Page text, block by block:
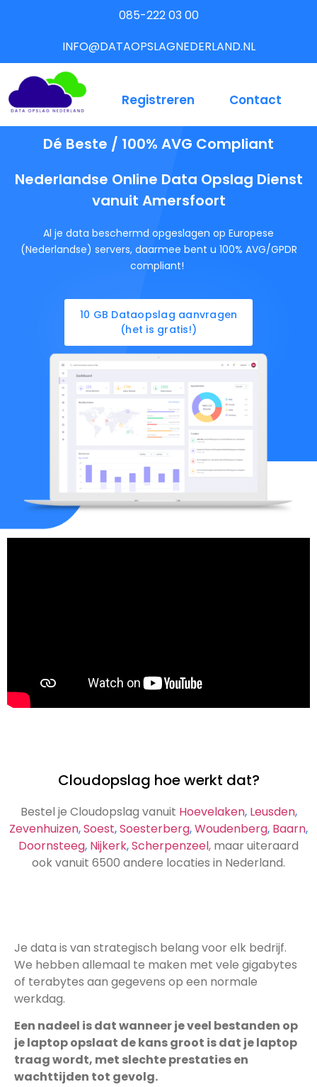
085-222 03 00
INFO@DATAOPSLAGNEDERLAND.NL
Registreren Contact
Dé Beste / 100% AVG Compliant
Nederlandse Online Data Opslag Dienst
vanuit Amersfoort
Al je data beschermd opgeslagen op Europese
(Nederlandse) servers, daarmee bent u 100% AVG/GPDR
compliant!
10 GB Dataopslag aanvragen
(het is gratis!)
Cloudopslag hoe werkt dat?
Bestel je Cloudopslag vanuit Hoevelaken, Leusden,
Zevenhuizen,Soest,Soesterberg,Woudenberg, Baarn,
Doornsteeg, Nijkerk,Scherpenzeel, maar uiteraard
ook vanuit 6500 andere locaties in Nederland.
Je data is van strategisch belang voor elk bedrijf.
We hebben allemaal te maken met vele gigabytes
of terabytes aan gegevens op een normale
werkdag.
Een nadeel is dat wanneer je veel bestanden op
je laptop opslaat de kans groot is dat je laptop
traag wordt, met slechte prestaties en
wachttijden tot gevolg.